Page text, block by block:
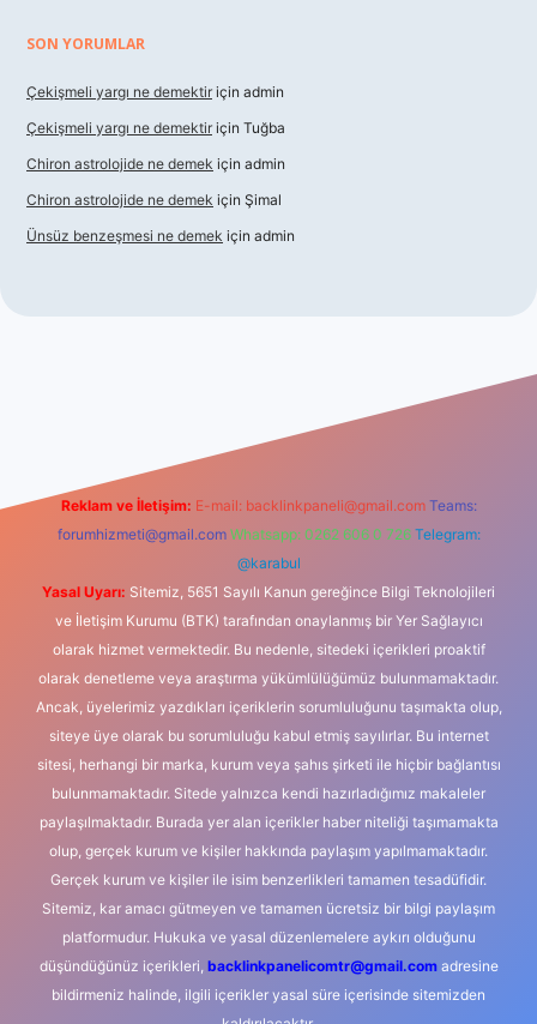
SON YORUMLAR
Çekişmeli yargı ne demektir için admin
Çekişmeli yargı ne demektir için Tuğba
Chiron astrolojide ne demek için admin
Chiron astrolojide ne demek için Şimal
Ünsüz benzeşmesi ne demek için admin
Reklam ve İletişim: E-mail: backlinkpaneli@gmail.com Teams:
forumhizmeti@gmail.com Whatsapp: 0262 606 0 726 Telegram:
@karabul
Yasal Uyarı: Sitemiz, 5651 Sayılı Kanun gereğince Bilgi Teknolojileri
ve İletişim Kurumu (BTK) tarafından onaylanmış bir Yer Sağlayıcı
olarak hizmet vermektedir. Bu nedenle, sitedeki içerikleri proaktif
olarak denetleme veya araştırma yükümlülüğümüz bulunmamaktadır.
Ancak, üyelerimiz yazdıkları içeriklerin sorumluluğunu taşımakta olup,
siteye üye olarak bu sorumluluğu kabul etmiş sayılırlar. Bu internet
sitesi, herhangi bir marka, kurum veya şahıs şirketi ile hiçbir bağlantısı
bulunmamaktadır. Sitede yalnızca kendi hazırladığımız makaleler
paylaşılmaktadır. Burada yer alan içerikler haber niteliği taşımamakta
olup, gerçek kurum ve kişiler hakkında paylaşım yapılmamaktadır.
Gerçek kurum ve kişiler ile isim benzerlikleri tamamen tesadüfidir.
Sitemiz, kar amacı gütmeyen ve tamamen ücretsiz bir bilgi paylaşım
platformudur. Hukuka ve yasal düzenlemelere aykırı olduğunu
düşündüğünüz içerikleri, backlinkpanelicomtr@gmail.comadresine
bildirmeniz halinde, ilgili içerikler yasal süre içerisinde sitemizden